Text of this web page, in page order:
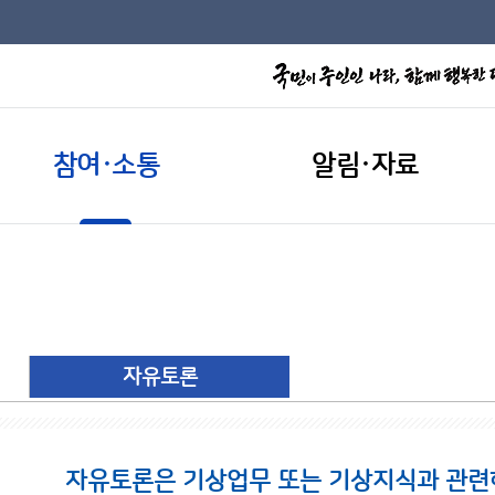
참여·소통 알림·자료
자유토론
자유토론은 기상업무 또는 기상지식과 관